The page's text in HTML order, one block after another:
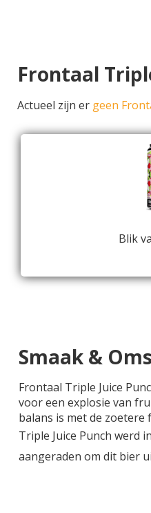
Frontaal
Actueel zijn er geen
Blik
Smaak &
Frontaal Triple Juice
voor een explosie van
balans is met de
Triple Juice Punch werd
aangeraden om dit bier